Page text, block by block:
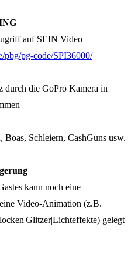
auf SEIN Video
pbg/pg-code/SPI36000/
durch die GoPro Kamera in
Boas, Schleiern, CashGuns usw.
kann noch eine
Video-Animation (z.B.
gelegt